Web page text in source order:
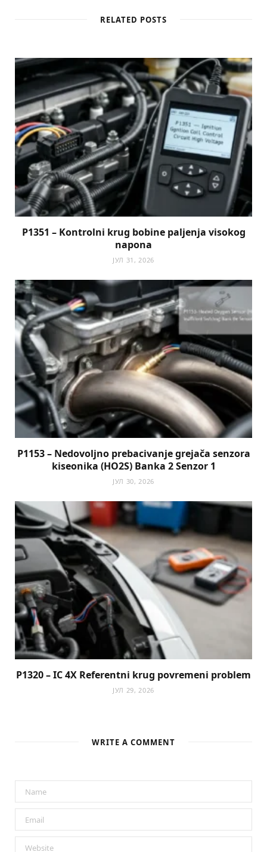
RELATED POSTS
P1351 – Kontrolni krug bobine paljenja visokog
napona
ЈУЛ 31, 2026
P1153 – Nedovoljno prebacivanje grejača senzora
kiseonika (HO2S) Banka 2 Senzor 1
ЈУЛ 30, 2026
P1320 – IC 4X Referentni krug povremeni problem
ЈУЛ 29, 2026
WRITE A COMMENT